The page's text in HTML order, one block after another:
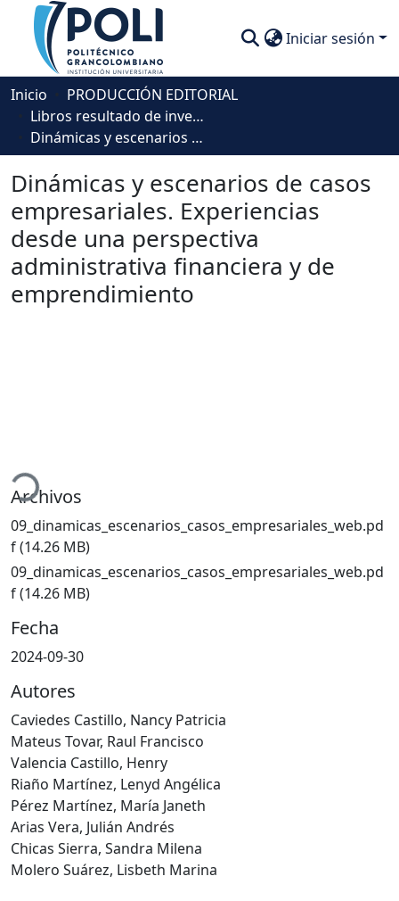
Iniciar sesión
Comunidades
Descubre
Inicio
PRODUCCIÓN EDITORIAL
Libros resultado de investigación
Dinámicas y escenarios de casos empresariales. Experiencias desde una perspectiva administrativa financiera y de emprendimiento
Dinámicas y escenarios de casos
empresariales. Experiencias
desde una perspectiva
administrativa financiera y de
emprendimiento
Archivos
09_dinamicas_escenarios_casos_empresariales_web.pd
f(14.26 MB)
09_dinamicas_escenarios_casos_empresariales_web.pd
f(14.26 MB)
Fecha
2024-09-30
Autores
Caviedes Castillo, Nancy Patricia
Mateus Tovar, Raul Francisco
Valencia Castillo, Henry
Riaño Martínez, Lenyd Angélica
Pérez Martínez, María Janeth
Arias Vera, Julián Andrés
Chicas Sierra, Sandra Milena
Molero Suárez, Lisbeth Marina